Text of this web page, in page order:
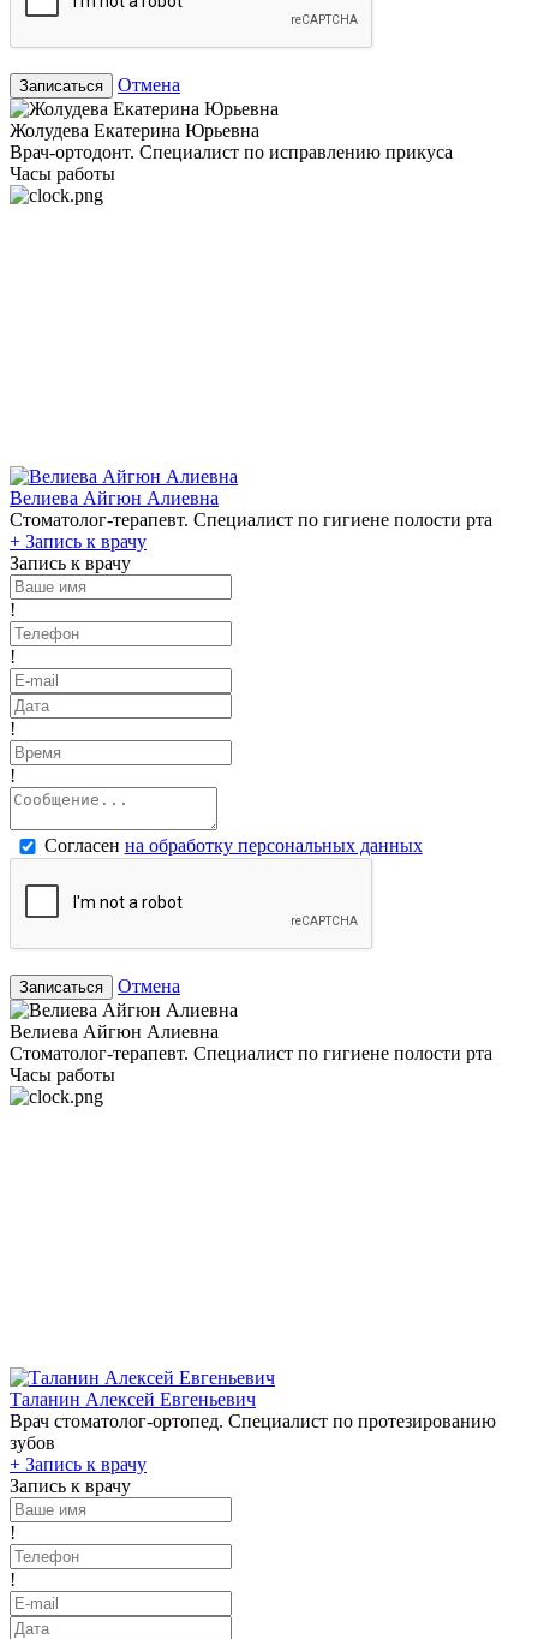
Записаться Отмена
Жолудева Екатерина Юрьевна
Врач-ортодонт. Специалист по исправлению прикуса
Часы работы
Велиева Айгюн Алиевна
Стоматолог-терапевт. Специалист по гигиене полости рта
+ Запись к врачу
Запись к врачу
!
!
!
!
Согласен на обработку персональных данных
Записаться Отмена
Велиева Айгюн Алиевна
Стоматолог-терапевт. Специалист по гигиене полости рта
Часы работы
Таланин Алексей Евгеньевич
Врач стоматолог-ортопед. Специалист по протезированию
зубов
+ Запись к врачу
Запись к врачу
!
!